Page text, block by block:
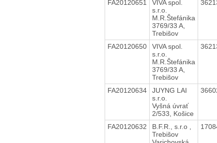
FA20120651
VIVA spol.
s.r.o.
M.R.Štefánika
3769/33 A,
Trebišov
FA20120650
VIVA spol.
s.r.o.
M.R.Štefánika
3769/33 A,
Trebišov
FA20120634
JUYNG LAI
s.r.o.
Vyšná úvrať
2/533, Košice
FA20120632
B.F.R., s.r.o ,
Trebišov